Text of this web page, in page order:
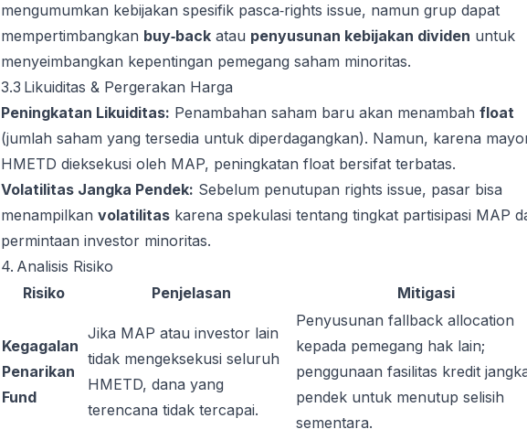
mengumumkan kebijakan spesifik pasca‑rights issue, namun grup dapat
mempertimbangkan buy‑back atau penyusunan kebijakan dividen untuk
menyeimbangkan kepentingan pemegang saham minoritas.
3.3 Likuiditas & Pergerakan Harga
Peningkatan Likuiditas: Penambahan saham baru akan menambah float
(jumlah saham yang tersedia untuk diperdagangkan). Namun, karena
HMETD dieksekusi oleh MAP, peningkatan float bersifat terbatas.
Volatilitas Jangka Pendek: Sebelum penutupan rights issue, pasar bisa
menampilkan volatilitas karena spekulasi tentang tingkat partisipasi MAP
permintaan investor minoritas.
4. Analisis Risiko
Risiko
Penjelasan Mitigasi
Kegagalan
Penarikan
Fund
Jika MAP atau investor lain
tidak mengeksekusi seluruh
HMETD, dana yang
terencana tidak tercapai.
Penyusunan fallback allocation
kepada pemegang hak lain;
penggunaan fasilitas kredit
pendek untuk menutup selisih
sementara.